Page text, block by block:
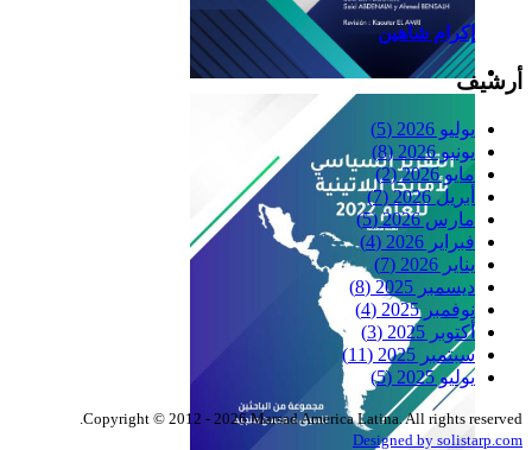
Reflexiones
إكرام شاهين
أرشيف
يوليو 2026
(5)
يونيو 2026
(8)
مايو 2026
(2)
أبريل 2026
(7)
مارس 2026
(5)
فبراير 2026
(4)
يناير 2026
(7)
ديسمبر 2025
(8)
نوفمبر 2025
(4)
أكتوبر 2025
(3)
سبتمبر 2025
(11)
يوليو 2025
(5)
Copyright © 2012 - 2026 Marsad America Latina. All rights reserved.
Designed by solistarp.com